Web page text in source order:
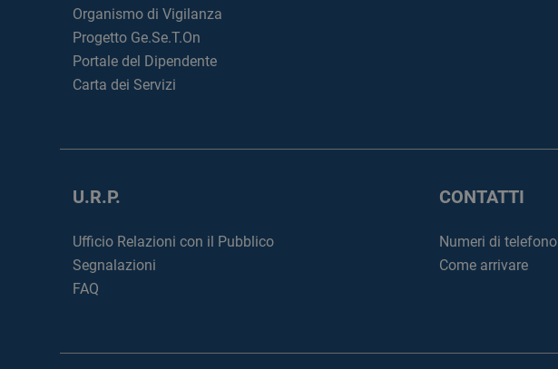
Organismo di Vigilanza
Progetto Ge.Se.T.On
Portale del Dipendente
Carta dei Servizi
U.R.P.
Ufficio Relazioni con il Pubblico
Segnalazioni
FAQ
CONTATTI
Numeri di telefono
Come arrivare